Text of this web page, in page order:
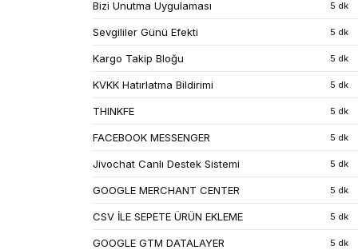
Bizi Unutma Uygulaması 5 dk
Sevgililer Günü Efekti 5 dk
Kargo Takip Bloğu 5 dk
KVKK Hatırlatma Bildirimi 5 dk
THINKFE 5 dk
FACEBOOK MESSENGER 5 dk
Jivochat Canlı Destek Sistemi 5 dk
GOOGLE MERCHANT CENTER 5 dk
CSV İLE SEPETE ÜRÜN EKLEME 5 dk
GOOGLE GTM DATALAYER 5 dk